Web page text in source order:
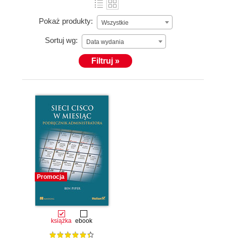
Pokaż produkty: Wszystkie
Sortuj wg: Data wydania
Filtruj »
Promocja
książka ebook